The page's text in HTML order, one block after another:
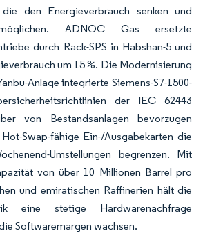
den Energieverbrauch senken und
ADNOC Gas ersetzte
durch Rack-SPS in Habshan-5 und
um 15 %. Die Modernisierung
Anlage integrierte Siemens-S7-1500-
der IEC 62443
von Bestandsanlagen bevorzugen
Swap-fähige Ein-/Ausgabekarten die
Umstellungen begrenzen. Mit
von über 10 Millionen Barrel pro
und emiratischen Raffinerien hält die
eine stetige Hardwarenachfrage
Softwaremargen wachsen.